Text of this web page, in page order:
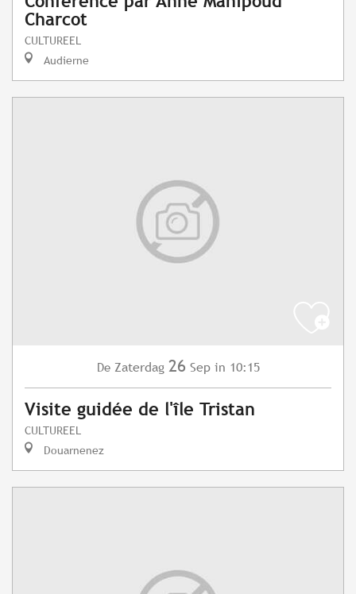
Charcot
CULTUREEL
Audierne
De Zaterdag 26 Sep in 10:15
Visite guidée de l'île Tristan
CULTUREEL
Douarnenez